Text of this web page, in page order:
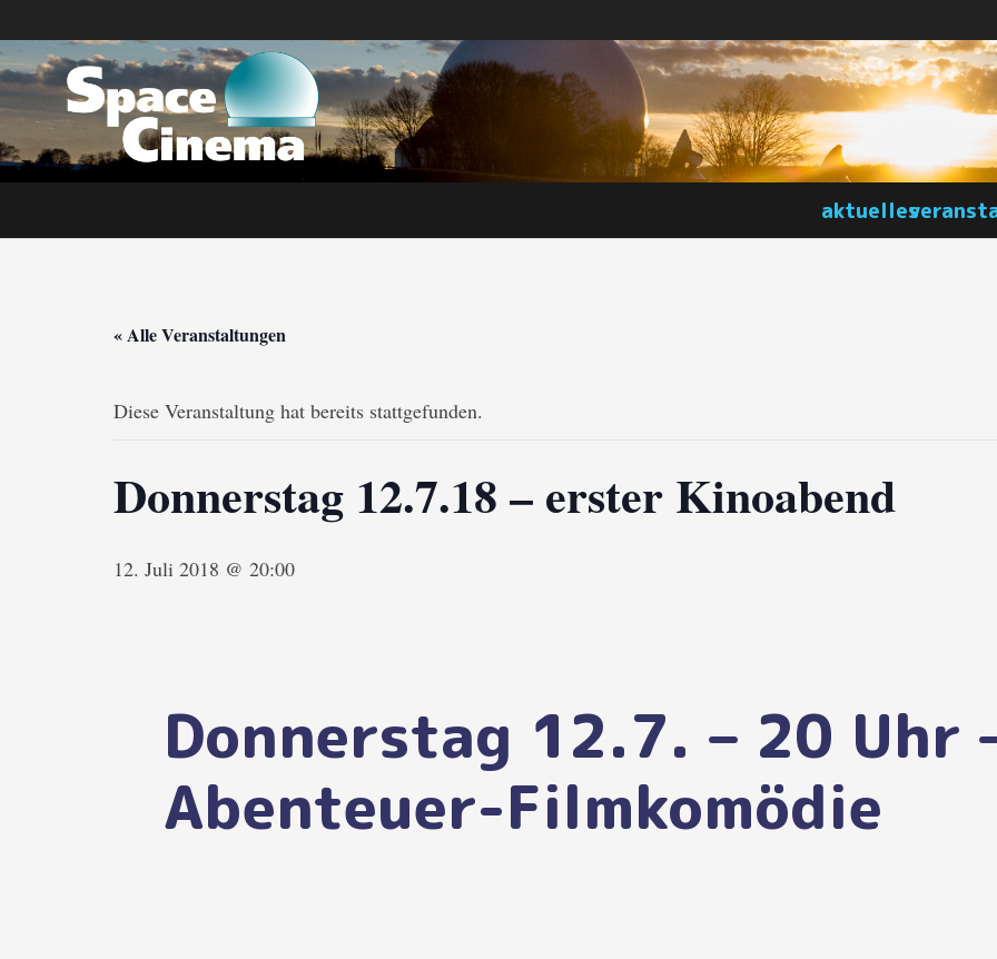
aktuelles
« Alle Veranstaltungen
Diese Veranstaltung hat bereits stattgefunden.
Donnerstag 12.7.18 – erster Kinoabend
12. Juli 2018 @ 20:00
Donnerstag 12.7. – 20 Uhr
Abenteuer-Filmkomödie